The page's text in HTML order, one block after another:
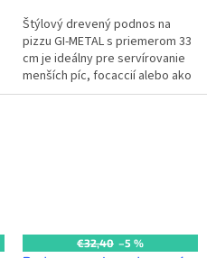
Štýlový drevený podnos na
pizzu GI-METAL s priemerom 33
cm je ideálny pre servírovanie
menších píc, focaccií alebo ako
elegantný servírovací tanier.
€32,40 –5 %